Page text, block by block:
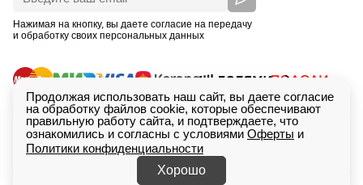
Нажимая на кнопку, вы даете согласие на передачу
и обработку своих персональных данных
ИП Зимина Кристина Дмитриевна, ОГРНИП
318665800233615. Екатеринбург, проспект Ленина,
Продолжая использовать наш сайт, вы даете согласие
на обработку файлов cookie, которые обеспечивают
правильную работу сайта, и подтверждаете, что
ознакомились и согласны с условиями Оферты и
Политики конфиденциальности
Хорошо